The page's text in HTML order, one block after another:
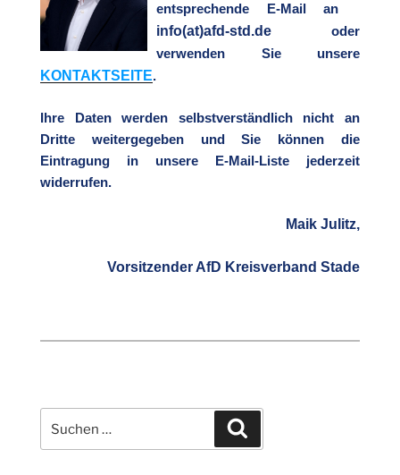
entsprechende E-Mail an
info(at)afd-std.de oder
verwenden Sie unsere
KONTAKTSEITE.
Ihre Daten werden selbstverständlich nicht an
Dritte weitergegeben und Sie können die
Eintragung in unsere E-Mail-Liste jederzeit
widerrufen.
Maik Julitz,
Vorsitzender AfD Kreisverband Stade
nach: